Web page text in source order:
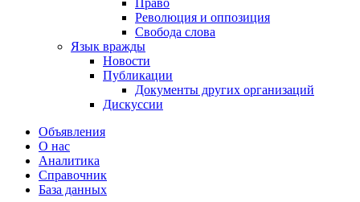
Право
Революция и оппозиция
Свобода слова
Язык вражды
Новости
Публикации
Документы других организаций
Дискуссии
Объявления
О нас
Аналитика
Справочник
База данных